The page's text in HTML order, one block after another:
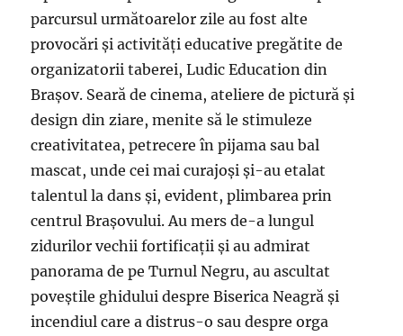
parcursul următoarelor zile au fost alte
provocări și activități educative pregătite de
organizatorii taberei, Ludic Education din
Brașov. Seară de cinema, ateliere de pictură și
design din ziare, menite să le stimuleze
creativitatea, petrecere în pijama sau bal
mascat, unde cei mai curajoși și-au etalat
talentul la dans și, evident, plimbarea prin
centrul Brașovului. Au mers de-a lungul
zidurilor vechii fortificații și au admirat
panorama de pe Turnul Negru, au ascultat
poveștile ghidului despre Biserica Neagră și
incendiul care a distrus-o sau despre orga